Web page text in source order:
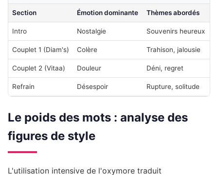
Section Émotion dominante Thèmes abordés
Intro Nostalgie Souvenirs heureux
Couplet 1 (Diam's) Colère Trahison, jalousie
Couplet 2 (Vitaa) Douleur Déni, regret
Refrain Désespoir Rupture, solitude
Le poids des mots : analyse des
figures de style
L'utilisation intensive de l'oxymore traduit